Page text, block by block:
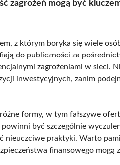
zagrożeń mogą być
z którym boryka się wiele
do publiczności za
zagrożeniami w sieci.
inwestycyjnych, zanim
formy, w tym fałszywe
być szczególnie
nieuczciwe praktyki. Warto
finansowego mogą